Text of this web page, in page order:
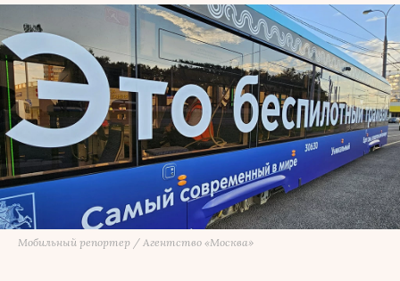
Мобильный репортер / Агентство «Москва»